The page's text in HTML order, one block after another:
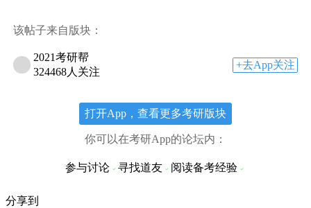
该帖子来自版块：
2021考研帮
324468人关注
+去App关注
打开App，查看更多考研版块
你可以在考研App的论坛内：
参与讨论 寻找道友 阅读备考经验
分享到